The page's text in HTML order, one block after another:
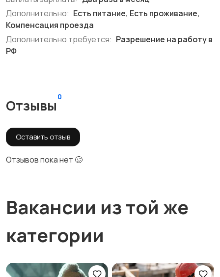
Дополнительно: Есть питание, Есть проживание,
Компенсация проезда
Дополнительно требуется: Разрешение на работу в
РФ
Отзывы
0
Оставить отзыв
Отзывов пока нет 🥴
Вакансии из той же
категории